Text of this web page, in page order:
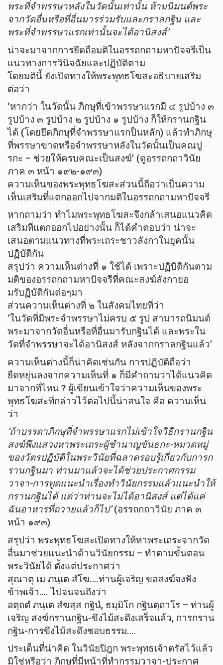
พระที่จำพรรษาหลังในวัดนั้นเท่านั้น ห้ามนิมนต์พระ
จากวัดอื่นหรือที่อื่นมารร่วมรับและกราลกฐิน และ
พระที่จำพรรษาแรกเท่านั้นจะได้อานิสงส์’
น่าจะมาจากการยึดถือมติในอรรถกถามหาปัจจรีเป็น
แนวทางการวินิจฉัยและปฏิบัติตาม
โดยมตินี้ ยังเปิดทางให้พระพุทธโฆสะอธิบายเสริม
ต่อว่า
‘หากว่า ในวัดนั้น ภิกษุที่เข้าพรรษาแรกมี ๔ รูปบ้าง ๓
รูปบ้าง ๓ รูปบ้าง ๒ รูปบ้าง ๑ รูปบ้าง ก็ให้กรานกฐิน
ได้ (โดยยึดภิกษุที่จำพรรษาแรกป็นหลัก) แล้วทำภิกษุ
ที่พรรษาขาดหรือจำพรรษาหลังในวัดนั้นเป็นคณปู
รกะ – ช่วยให้ครบคณะเป็นสงฆ์’ (ดูอรรถกถาวินัย
ภาค ๓ หน้า ๑๙๒-๑๙๓)
ความเห็นของพระพุทธโฆสะส่วนนี้ถือว่าเป็นความ
เห็นเสริมที่แตกออกไปจากมติในอรรถกถามหาปัจจรี
หากถามว่า ทำไมพระพุทธโฆสะจึงกล้าเสนอแนวคิด
เสริมที่แตกออกไปอย่างนั้น ก็ได้คำตอบว่า น่าจะ
เสนอตามแนวทางที่พระเถระชาวลังกาในยุคนั้น
ปฏิบัติกัน
สรุปว่า ความเห็นต่างที่ ๑ ใช้ได้ เพราะปฏิบิติกันตาม
มติของอรรถกถามหาปัจจรีที่คณะสงฆ์ลังกายอ
มรับฏิบัติกันต่อๆมา
ส่วนความเห็นต่างที่ ๒ ในสังคมไทยที่ว่า
‘ในวัดที่มีพระจำพรรษาไม่ครบ ๕ รูป สามารถนิมนต์
พระมาจากวัดอื่นหรือที่อื่นมารับกฐินได้ และพระใน
วัดที่จำพรรษาจะได้อานิสงส์ หลังจากกราลกฐินแล้ว’
ความเห็นต่างนี้ก็น่าคิดเช่นกัน การปฏิบัติถือว่า
ยืดหยุ่นลงจากความเห็นที่ ๑ ก็มีคำถามว่าได้แนวคิด
มาจากที่ไหน ? ผู้เขียนเข้าใจว่าความเห็นของพระ
พุทธโฆสะที่กล่าวไว้ต่อไปนี้น่าสนใจ คือ ความเห็น
ว่า
‘ถ้าบรรดาภิกษุที่จำพรรษาแรกไม่เข้าใจวิธีกรานกฐิน
สงฆ์พึงแสวงหาพระเถระผู้ชำนาญขันธกะ-หมวดหมู่
ของวัตรปฏิบัติในพระวินัยที่ฉลาดรอบรู้เกี่ยวกับการก
รานกฐินมา ท่านมาแล้วจะได้ช่วยประกาศกรรม
วาจา-การพูดแนะนำเรื่องทำวินัยกรรมแล้วแนะนำให้
กรานกฐินได้ แต่ว่าท่านจะไม่ได้อานิสงส์ แต่ได้แค่
ฉันอาหารที่ถวายแล้วก็ไป’(อรรถกถาวินัย ภาค ๓
หน้า ๑๙๓)
สรุปว่า พระพุทธโฆสะเปิดทางให้หาพระเถระจากวัด
อื่นมาช่วยแนะนำด้านวินัยกรรม – ทำตามขั้นตอน
พระวินัยได้ ตั้งแต่ประกาศว่า
สุณาตุ เม ภนฺเต สํโฆ….ท่านผู้เจริญ ขอสงฆ์จงฟัง
ข้าพเจ้า…. ไปจนจนถึงว่า
อตฺถตํ ภนฺเต สํฆสฺส กฐินํ, ธมฺมิโก กฐินตฺถาโร – ท่านผู้
เจริญ สงฆ์กรานกฐิน-ขึงไม้สะดึงเสร็จแล้ว, การกราน
กฐิน-การขึงไม้สะดึงชอบธรรม….
ประเด็นที่น่าคิด ในวินัยปิฎก พระพุทธเจ้าตรัสไว้แล้ว
มิใช่หรือว่า ภิกษุที่มีหน้าที่ทำกรรมวาจา-ประกาศ